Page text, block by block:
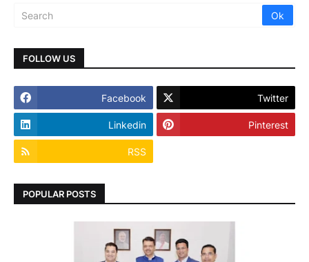
FOLLOW US
Facebook Twitter
Linkedin Pinterest
RSS
POPULAR POSTS